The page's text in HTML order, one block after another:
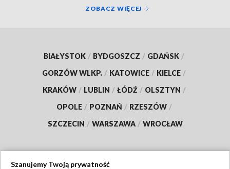
ZOBACZ WIĘCEJ
BIAŁYSTOK / BYDGOSZCZ / GDAŃSK /
GORZÓW WLKP. / KATOWICE / KIELCE /
KRAKÓW / LUBLIN / ŁÓDŹ / OLSZTYN /
OPOLE / POZNAŃ / RZESZÓW /
SZCZECIN / WARSZAWA / WROCŁAW
Szanujemy Twoją prywatność